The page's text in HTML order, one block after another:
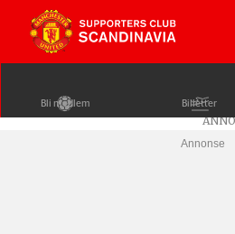
Bli medlem Billetter
Annonse